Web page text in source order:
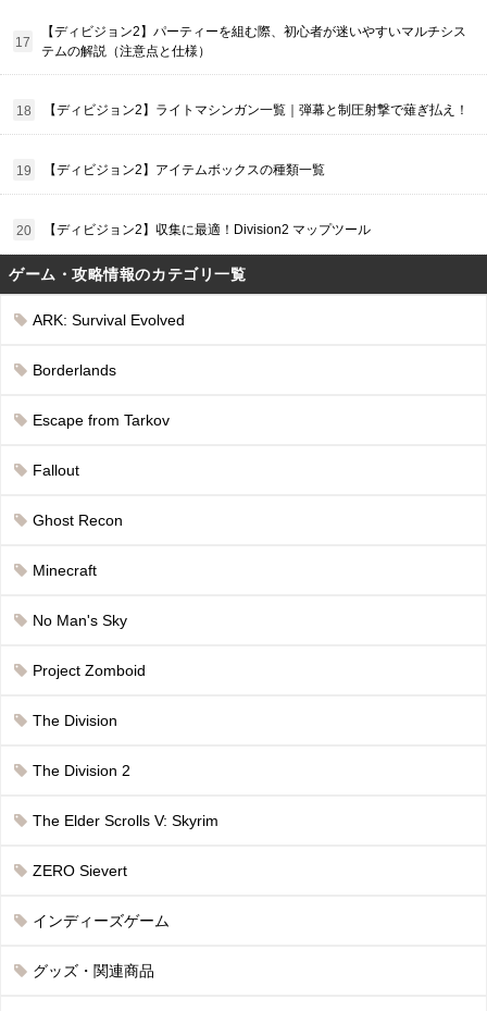
【ディビジョン2】パーティーを組む際、初心者が迷いやすいマルチシス
テムの解説（注意点と仕様）
【ディビジョン2】ライトマシンガン一覧｜弾幕と制圧射撃で薙ぎ払え！
【ディビジョン2】アイテムボックスの種類一覧
【ディビジョン2】収集に最適！Division2 マップツール
ゲーム・攻略情報のカテゴリ一覧
ARK: Survival Evolved
Borderlands
Escape from Tarkov
Fallout
Ghost Recon
Minecraft
No Man's Sky
Project Zomboid
The Division
The Division 2
The Elder Scrolls V: Skyrim
ZERO Sievert
インディーズゲーム
グッズ・関連商品